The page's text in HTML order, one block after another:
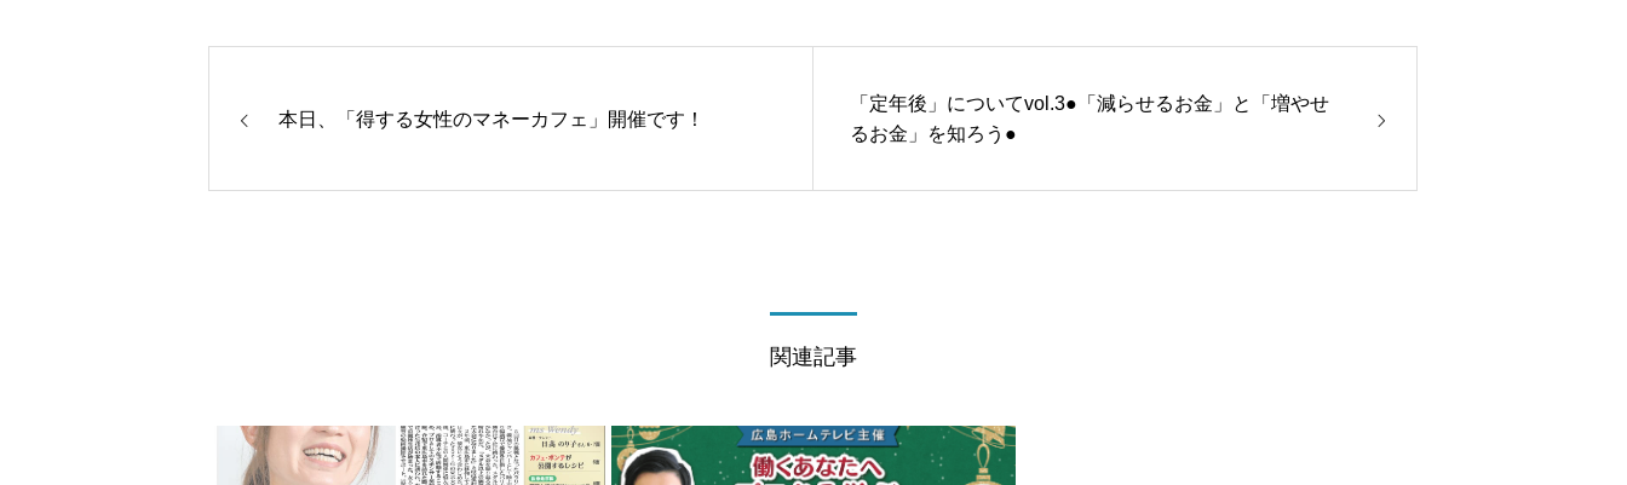
本日、「得する女性のマネーカフェ」開催です！
「定年後」についてvol.3●「減らせるお金」と「増やせ
るお金」を知ろう●
関連記事